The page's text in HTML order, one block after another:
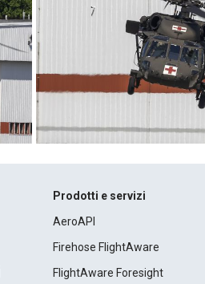
Prodotti e servizi
AeroAPI
Firehose FlightAware
FlightAware Foresight